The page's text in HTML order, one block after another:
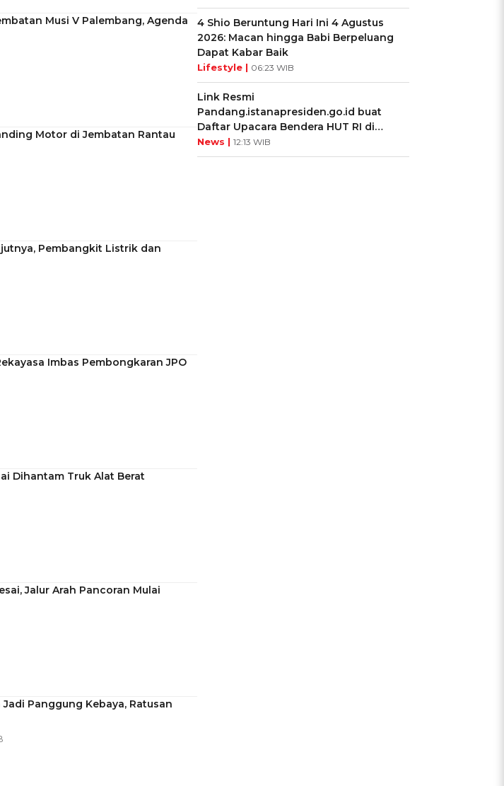
Musi V Palembang, Agenda
Motor di Jembatan Rantau
Pembangkit Listrik dan
Imbas Pembongkaran JPO
Dihantam Truk Alat Berat
Jalur Arah Pancoran Mulai
Panggung Kebaya, Ratusan
4 Shio Beruntung Hari Ini 4 Agustus
2026: Macan hingga Babi Berpeluang
Dapat Kabar Baik
Lifestyle | 06:23 WIB
Link Resmi
Pandang.istanapresiden.go.id buat
Daftar Upacara Bendera HUT RI di
Istana Negara
News | 12:13 WIB